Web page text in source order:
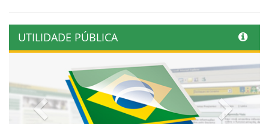
UTILIDADE PÚBLICA
Previous Next